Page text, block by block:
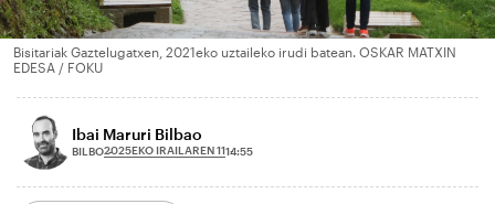
Bisitariak Gaztelugatxen, 2021eko uztaileko irudi batean. OSKAR MATXIN
EDESA / FOKU
Ibai Maruri Bilbao
BILBO2025EKO IRAILAREN 1114:55